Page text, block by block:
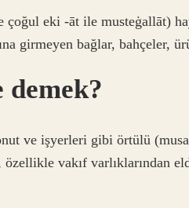
girmeyen bağlar, bahçeler,
ve işyerleri gibi örtülü
özellikle vakıf varlıklarından